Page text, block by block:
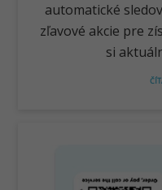
automatické
zľavové akcie pre
si